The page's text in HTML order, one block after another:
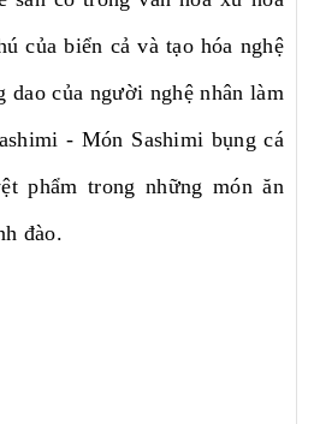
của biển cả và tạo hóa nghệ
dao của người nghệ nhân làm
- Món Sashimi bụng cá
phẩm trong những món ăn
đào.